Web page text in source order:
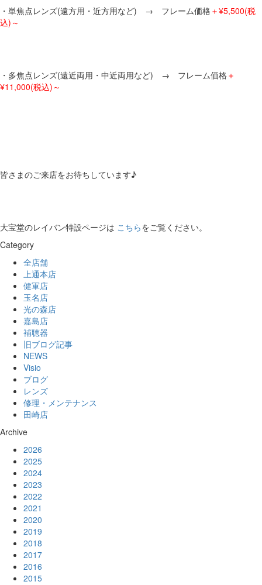
・単焦点レンズ(遠方用・近方用など) → フレーム価格＋¥5,500(税
込)～
・多焦点レンズ(遠近両用・中近両用など) → フレーム価格＋
¥11,000(税込)～
皆さまのご来店をお待ちしています♪
大宝堂のレイバン特設ページは こちらをご覧ください。
Category
全店舗
上通本店
健軍店
玉名店
光の森店
嘉島店
補聴器
旧ブログ記事
NEWS
Visio
ブログ
レンズ
修理・メンテナンス
田崎店
Archive
2026
2025
2024
2023
2022
2021
2020
2019
2018
2017
2016
2015